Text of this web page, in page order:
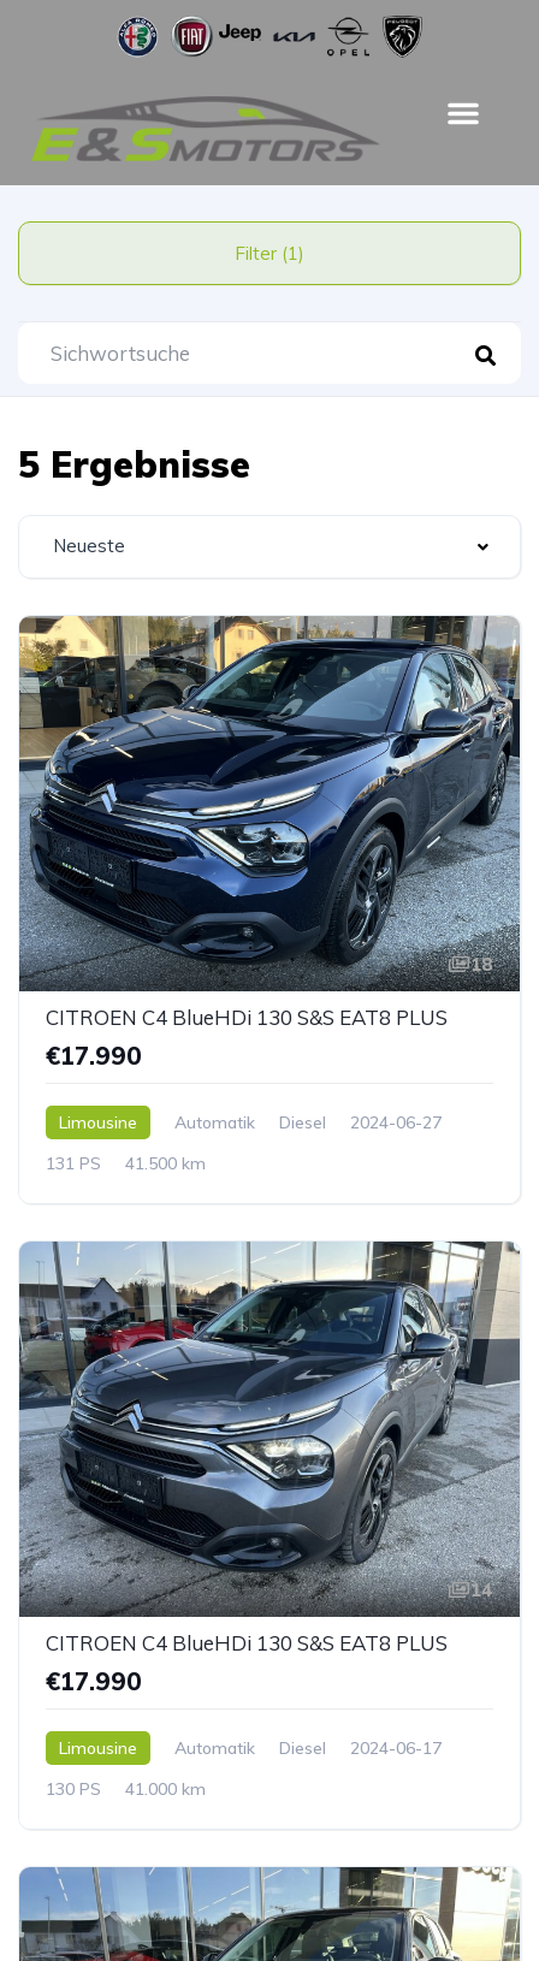
Filter (1)
5 Ergebnisse
Neueste
18
CITROEN C4 BlueHDi 130 S&S EAT8 PLUS
€17.990
Limousine Automatik Diesel
2024-06-27
131 PS
41.500 km
14
CITROEN C4 BlueHDi 130 S&S EAT8 PLUS
€17.990
Limousine Automatik Diesel
2024-06-17
130 PS
41.000 km